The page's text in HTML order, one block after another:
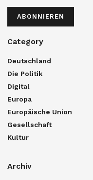
ABONNIEREN
Category
Deutschland
Die Politik
Digital
Europa
Europäische Union
Gesellschaft
Kultur
Archiv